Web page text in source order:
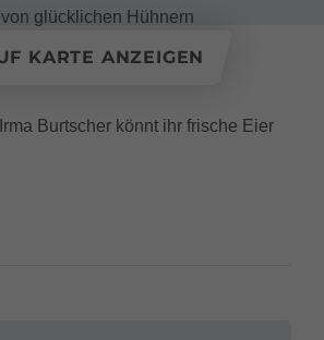
von glücklichen Hühnern
KARTE ANZEIGEN
Burtscher könnt ihr frische Eier